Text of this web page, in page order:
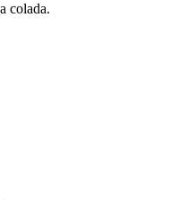
colada.